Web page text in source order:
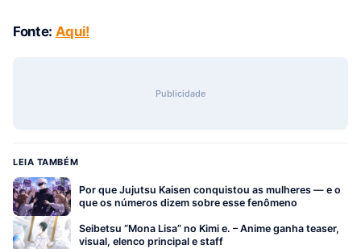
Fonte: Aqui!
Publicidade
LEIA TAMBÉM
Por que Jujutsu Kaisen conquistou as mulheres — e o
que os números dizem sobre esse fenômeno
Seibetsu “Mona Lisa” no Kimi e. – Anime ganha teaser,
visual, elenco principal e staff